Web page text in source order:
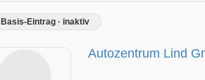
Basis-Eintrag · inaktiv
Autozentrum Lind